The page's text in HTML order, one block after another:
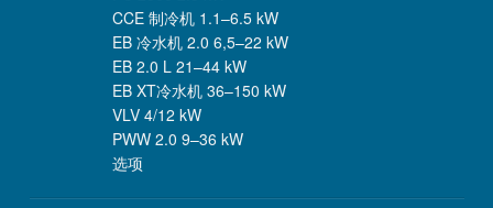
CCE 制冷机 1.1–6.5 kW
EB 冷水机 2.0 6,5–22 kW
EB 2.0 L 21–44 kW
EB XT冷水机 36–150 kW
VLV 4/12 kW
PWW 2.0 9–36 kW
选项